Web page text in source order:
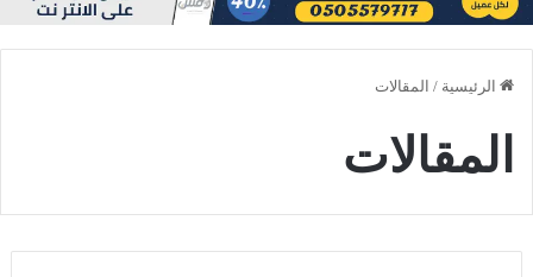
الرئيسية / المقالات
المقالات